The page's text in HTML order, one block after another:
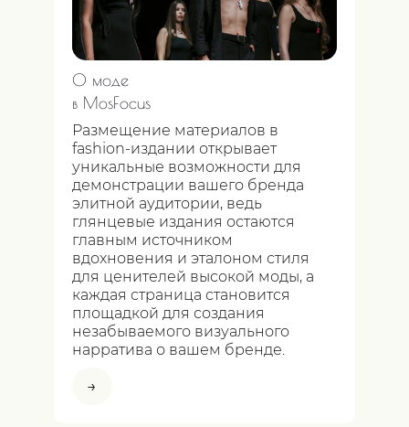
О моде
в MosFocus
Размещение материалов в
fashion-издании открывает
уникальные возможности для
демонстрации вашего бренда
элитной аудитории, ведь
глянцевые издания остаются
главным источником
вдохновения и эталоном стиля
для ценителей высокой моды, а
каждая страница становится
площадкой для создания
незабываемого визуального
нарратива о вашем бренде.
→